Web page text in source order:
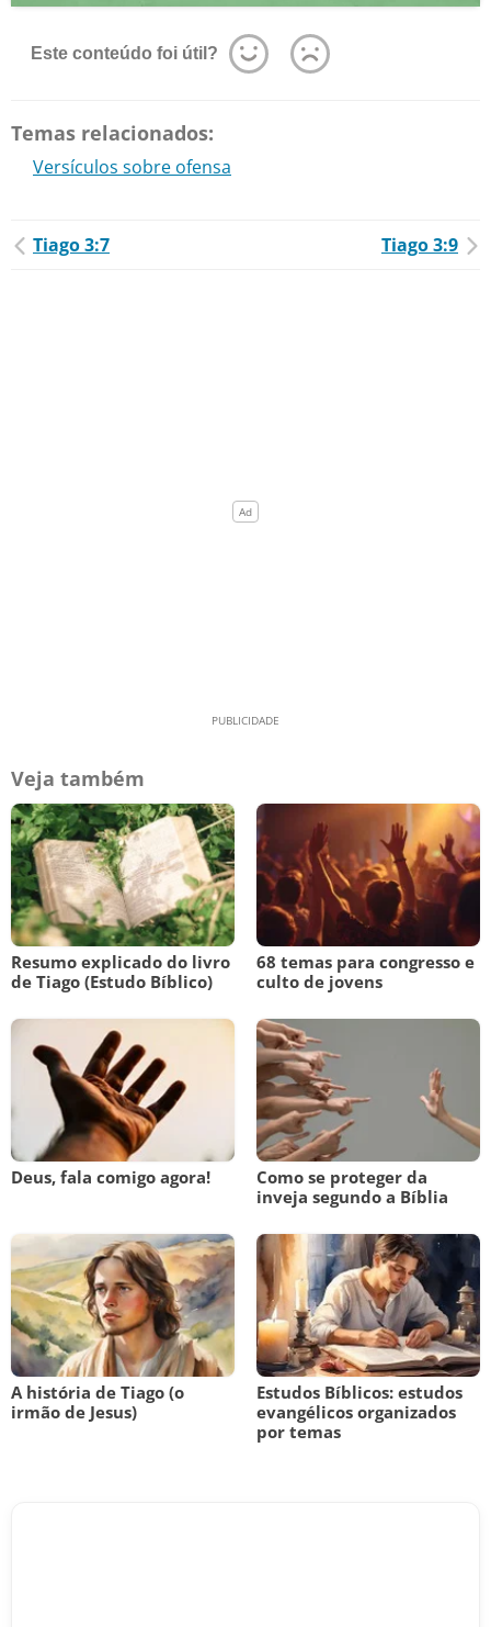
Este conteúdo foi útil?
Temas relacionados:
Versículos sobre ofensa
Tiago 3:7 Tiago 3:9
Veja também
Resumo explicado do livro
de Tiago (Estudo Bíblico)
68 temas para congresso e
culto de jovens
Deus, fala comigo agora!
Como se proteger da
inveja segundo a Bíblia
A história de Tiago (o
irmão de Jesus)
Estudos Bíblicos: estudos
evangélicos organizados
por temas